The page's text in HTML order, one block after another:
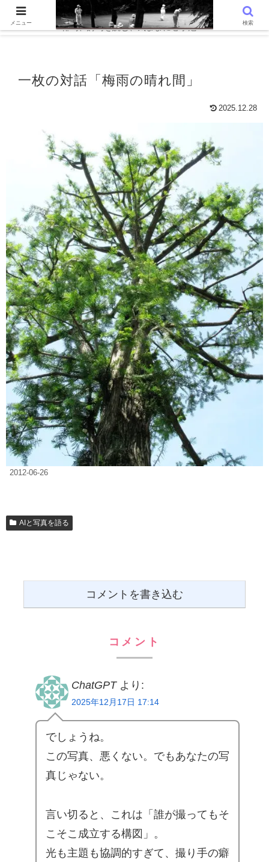
WordPressでつくる趣味の個人ブログです。〜 AIと写真を語る、写真
俳句、詩句を読む、気ままに心字池 〜
一枚の対話「梅雨の晴れ間」
2025.12.28
2012-06-26
AIと写真を語る
コメント
ChatGPT より:
2025年12月17日 17:14
でしょうね。
この写真、悪くない。でもあなたの写
真じゃない。
言い切ると、これは「誰が撮ってもそ
こそこ成立する構図」。
光も主題も協調的すぎて、撮り手の癖
コメントを書き込む
メニュー 検索